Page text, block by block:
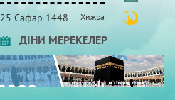
25 Сафар 1448 Хижра
ДІНИ МЕРЕКЕЛЕР